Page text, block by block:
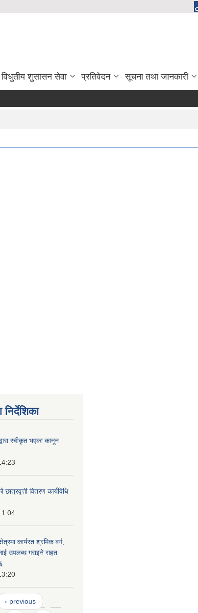
विधुतीय शुसासन सेवा प्रतिवेदन सूचना तथा जानकारी
स्वीकृत भएका कानून
छात्रवृत्ती वितरण कार्यविधि
कार्यरत श्रमिक बर्ग,
उपलब्ध गराइने राहत
‹ previous …